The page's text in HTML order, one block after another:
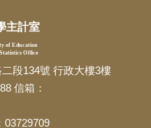
主計室
of Education
Office
段134號 行政大樓3樓
信箱：
03729709